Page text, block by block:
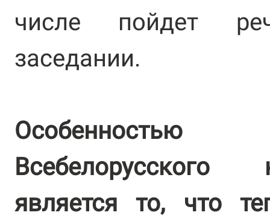
числе пойдет
заседании.
Всебелорусского
является то, что